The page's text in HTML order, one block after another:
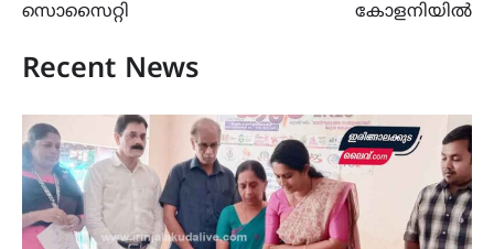
സൊസൈറ്റി
കോളനിയിൽ
Recent News